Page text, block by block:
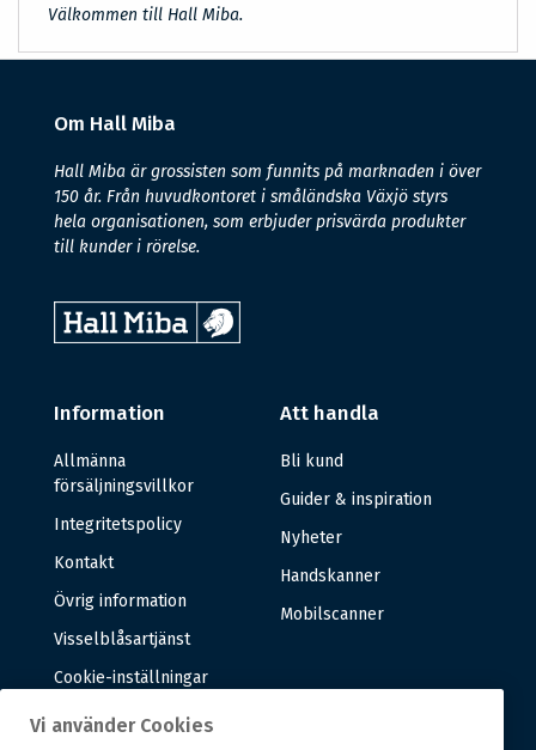
Välkommen till Hall Miba.
Om Hall Miba
Hall Miba är grossisten som funnits på marknaden i över
150 år. Från huvudkontoret i småländska Växjö styrs
hela organisationen, som erbjuder prisvärda produkter
till kunder i rörelse.
Information
Allmänna
försäljningsvillkor
Integritetspolicy
Kontakt
Övrig information
Visselblåsartjänst
Cookie-inställningar
Att handla
Bli kund
Guider & inspiration
Nyheter
Handskanner
Mobilscanner
Vi använder Cookies